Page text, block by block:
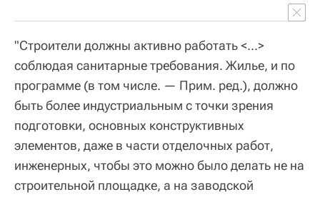
"Строители должны активно работать <...>
соблюдая санитарные требования. Жилье, и по
программе (в том числе. — Прим. ред.), должно
быть более индустриальным с точки зрения
подготовки, основных конструктивных
элементов, даже в части отделочных работ,
инженерных, чтобы это можно было делать не на
строительной площадке, а на заводской